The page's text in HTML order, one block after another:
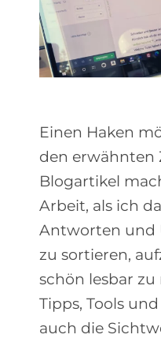
Einen Haken
den erwähnten
Blogartikel
Arbeit, als ich
Antworten und
zu sortieren,
schön lesbar
Tipps, Tools
auch die